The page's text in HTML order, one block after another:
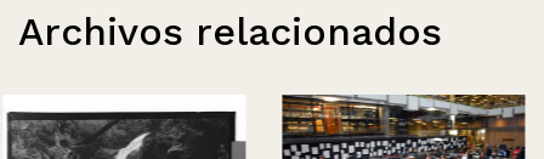
Archivos relacionados